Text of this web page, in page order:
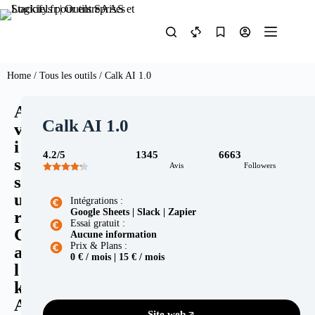
Home / Tous les outils / Calk AI 1.0
A
v
i
s
s
u
r
C
a
l
k
A
Calk AI 1.0
4.2/5 1345
Avis
6663
Followers
Intégrations :
Google Sheets | Slack | Zapier
Essai gratuit :
Aucune information
Prix & Plans :
0 € / mois | 15 € / mois